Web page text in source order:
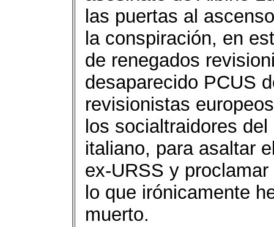
las puertas al
la conspiración, en
de renegados
desaparecido PCUS
revisionistas
los socialtraidores
italiano, para asaltar
ex-URSS y
lo que irónicamente
muerto.